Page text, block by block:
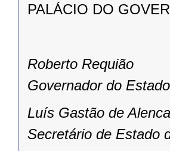
PALÁCIO DO
Roberto Requião
Governador do Estado
Luís Gastão de
Secretário de Estado